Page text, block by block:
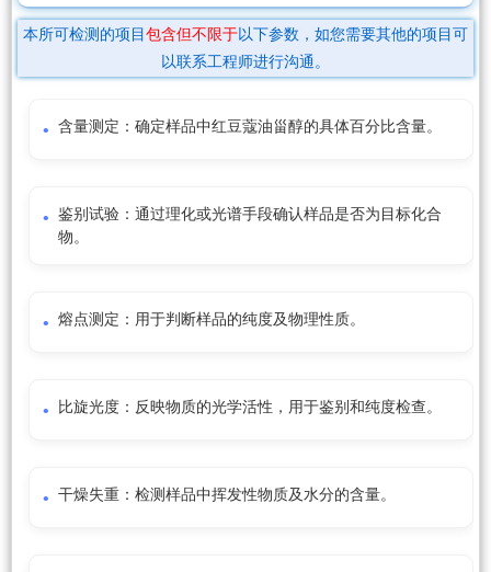
本所可检测的项目 包含但不限于以下参数，如您需要其他的项目可
以联系工程师进行沟通。
含量测定：确定样品中红豆蔻油甾醇的具体百分比含量。
鉴别试验：通过理化或光谱手段确认样品是否为目标化合
物。
熔点测定：用于判断样品的纯度及物理性质。
比旋光度：反映物质的光学活性，用于鉴别和纯度检查。
干燥失重：检测样品中挥发性物质及水分的含量。